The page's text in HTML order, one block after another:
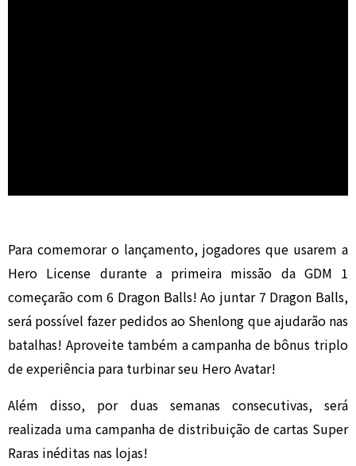
Para comemorar o lançamento, jogadores que usarem a
Hero License durante a primeira missão da GDM 1
começarão com 6 Dragon Balls! Ao juntar 7 Dragon Balls,
será possível fazer pedidos ao Shenlong que ajudarão nas
batalhas! Aproveite também a campanha de bônus triplo
de experiência para turbinar seu Hero Avatar!
Além disso, por duas semanas consecutivas, será
realizada uma campanha de distribuição de cartas Super
Raras inéditas nas lojas!